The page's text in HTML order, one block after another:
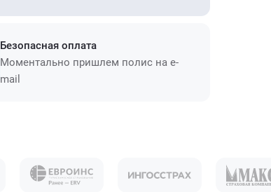
Безопасная оплата
Моментально пришлем полис на e-
mail